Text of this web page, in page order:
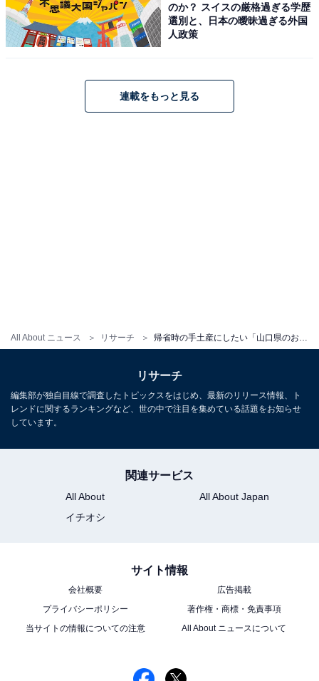
All About ニュース リサーチ
2
のか？ スイスの厳格過ぎる学歴
選別と、日本の曖昧過ぎる外国
人政策
連載をもっと見る
リサーチ
編集部が独自目線で調査したトピックスをはじめ、最新のリリース情報、ト
レンドに関するランキングなど、世の中で注目を集めている話題をお知らせ
しています。
関連サービス
All About
All About Japan
イチオシ
サイト情報
会社概要
広告掲載
プライバシーポリシー
著作権・商標・免責事項
当サイトの情報についての注意
All About ニュースについて